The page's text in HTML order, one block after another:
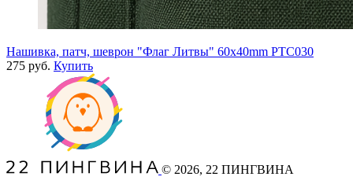
Нашивка, патч, шеврон "Флаг Литвы" 60x40mm PTC030
275 руб. Купить
© 2026, 22 ПИНГВИНА